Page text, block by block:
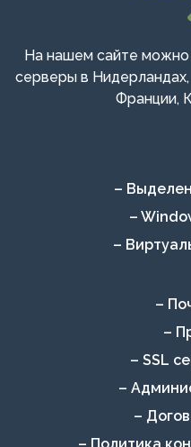
На нашем сайте
серверы в
Франции,
–
–
–
–
–
– SSL
–
–